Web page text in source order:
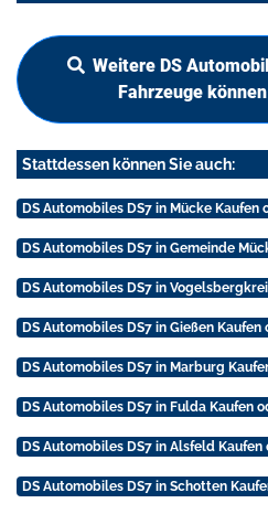
Weitere DS
Fahrzeuge
Stattdessen können Sie auch:
DS Automobiles DS7 in Mücke Kaufen
DS Automobiles DS7 in Gemeinde
DS Automobiles DS7 in
DS Automobiles DS7 in Gießen Kaufen
DS Automobiles DS7 in Marburg
DS Automobiles DS7 in Fulda Kaufen
DS Automobiles DS7 in Alsfeld Kaufen
DS Automobiles DS7 in Schotten